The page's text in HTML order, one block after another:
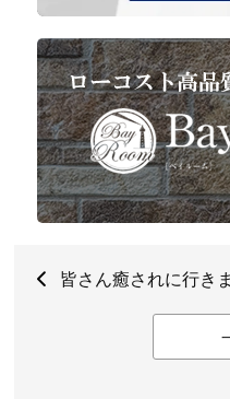
皆さん癒されに行き